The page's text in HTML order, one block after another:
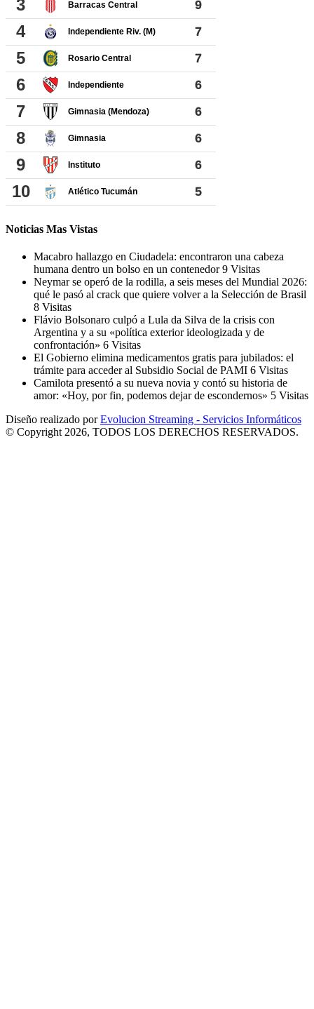
Noticias Mas Vistas
Macabro hallazgo en Ciudadela: encontraron una cabeza
humana dentro un bolso en un contenedor9 Visitas
Neymar se operó de la rodilla, a seis meses del Mundial 2026:
qué le pasó al crack que quiere volver a la Selección de Brasil
8 Visitas
Flávio Bolsonaro culpó a Lula da Silva de la crisis con
Argentina y a su «política exterior ideologizada y de
confrontación» 6 Visitas
El Gobierno elimina medicamentos gratis para jubilados: el
trámite para acceder al Subsidio Social de PAMI 6 Visitas
Camilota presentó a su nueva novia y contó su historia de
amor: «Hoy, por fin, podemos dejar de escondernos» 5 Visitas
Diseño realizado porEvolucion Streaming - Servicios Informáticos
© Copyright 2026, TODOS LOS DERECHOS RESERVADOS.